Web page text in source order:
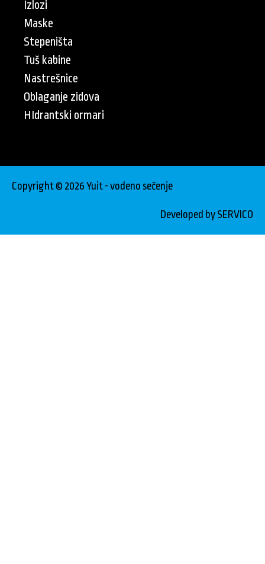
Izlozi
Maske
Stepeništa
Tuš kabine
Nastrešnice
Oblaganje zidova
HIdrantski ormari
Copyright © 2026 Yuit - vodeno sečenje
Developed by SERVICO